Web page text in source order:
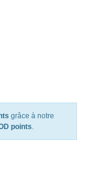
grâce à notre
points.